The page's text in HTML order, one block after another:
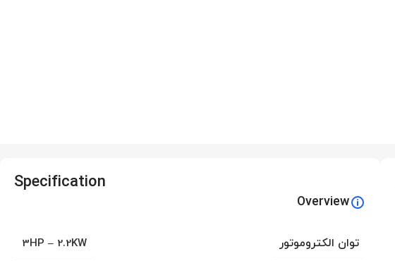
Specification
Overview
توان الکتروموتور 3HP – 2.2KW